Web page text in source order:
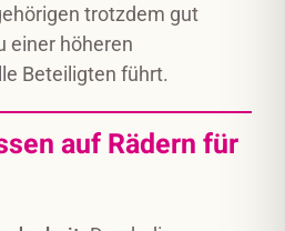
trotzdem gut
einer höheren
Beteiligten führt.
auf Rädern für